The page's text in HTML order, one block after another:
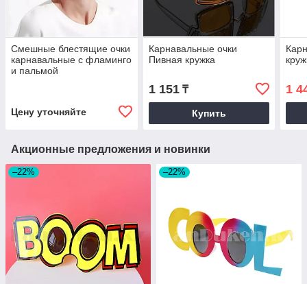
Смешные блестящие очки
карнавальные с фламинго
и пальмой
Цену уточняйте
Карнавальные очки
Пивная кружка
1 151₸
Купить
1
Акционные предложения и новинки
–22% –22%